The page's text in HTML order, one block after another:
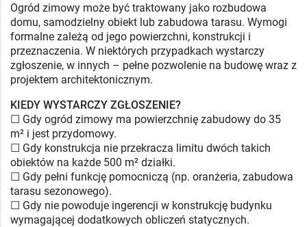
Ogród zimowy może być traktowany jako rozbudowa
domu, samodzielny obiekt lub zabudowa tarasu. Wymogi
formalne zależą od jego powierzchni, konstrukcji i
przeznaczenia. W niektórych przypadkach wystarczy
zgłoszenie, w innych – pełne pozwolenie na budowę wraz z
projektem architektonicznym.
KIEDY WYSTARCZY ZGŁOSZENIE?
☐ Gdy ogród zimowy ma powierzchnię zabudowy do 35
m² i jest przydomowy.
☐ Gdy konstrukcja nie przekracza limitu dwóch takich
obiektów na każde 500 m² działki.
☐ Gdy pełni funkcję pomocniczą (np. oranżeria, zabudowa
tarasu sezonowego).
☐ Gdy nie powoduje ingerencji w konstrukcję budynku
wymagającej dodatkowych obliczeń statycznych.